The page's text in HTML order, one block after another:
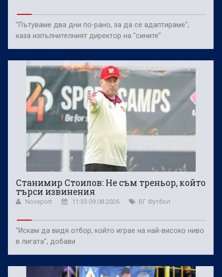
"Пътуваме два дни по-рано, за да се адаптираме",
каза изпълнителният директор на "сините"
Станимир Стоилов: Не съм треньор, който
търси извинения
Novsport 11:33 09.08.2026 БГ Футбол
"Искам да видя отбор, който играе на най-високо ниво
в лигата", добави